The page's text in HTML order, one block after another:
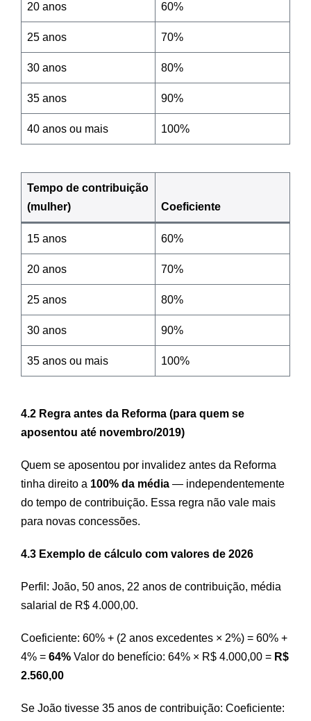
20 anos 60%
25 anos 70%
30 anos 80%
35 anos 90%
40 anos ou mais 100%
Tempo de contribuição
(mulher)
Coeficiente
15 anos 60%
20 anos 70%
25 anos 80%
30 anos 90%
35 anos ou mais 100%
4.2 Regra antes da Reforma (para quem se
aposentou até novembro/2019)
Quem se aposentou por invalidez antes da Reforma
tinha direito a 100% da média — independentemente
do tempo de contribuição. Essa regra não vale mais
para novas concessões.
4.3 Exemplo de cálculo com valores de 2026
Perfil: João, 50 anos, 22 anos de contribuição, média
salarial de R$ 4.000,00.
Coeficiente: 60% + (2 anos excedentes × 2%) = 60% +
4% = 64% Valor do benefício: 64% × R$ 4.000,00 = R$
2.560,00
Se João tivesse 35 anos de contribuição: Coeficiente: